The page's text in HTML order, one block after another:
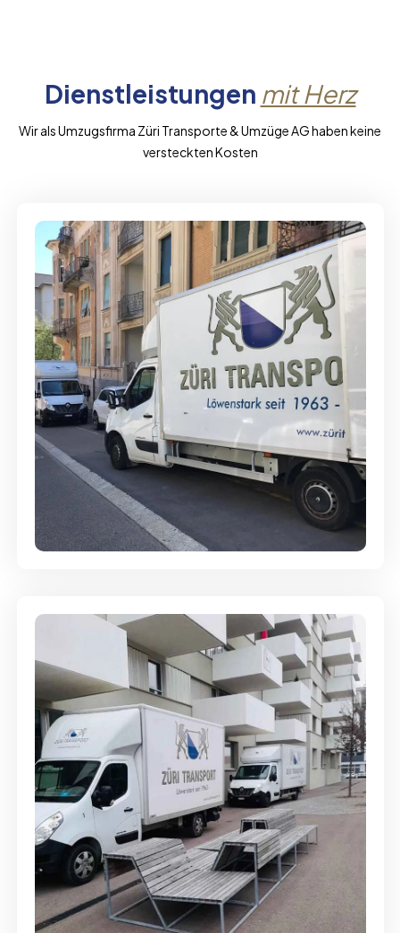
Dienstleistungen mit Herz
Wir als Umzugsfirma Züri Transporte & Umzüge AG haben keine
versteckten Kosten
Full-Service - Für Privatumzüge
Umzugsreinigung - mit
Abgabegarantie